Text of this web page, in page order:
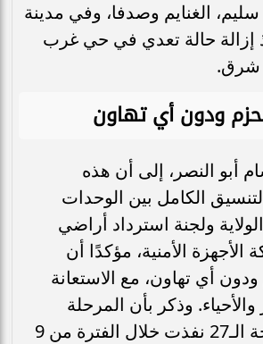
الغنايم وصدفا، وفي مدينة
إزالة حالة تعدي في حي غرب
ودون أي تهاون
أبو النصر، إلى أن هذه
الكامل بين الوحدات
ولجنة استرداد أراضي
الأجهزة الأمنية، مؤكدًا أن
ودون أي تهاون، مع الاستعانة
وذكر بأن المرحلة
الأولى من الموجة الـ27 نفذت خلال الفترة من 9